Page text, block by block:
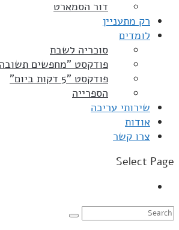
דור הסמארט
רק מתעניין
לומדים
סוכריה לשבת
פודקסט "מחפשים
פודקסט "5 דקות ביום"
הספרייה
שירותי עריכה
אודות
צרו קשר
Select Page